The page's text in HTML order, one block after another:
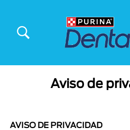
Aviso de
AVISO DE PRIVACIDAD